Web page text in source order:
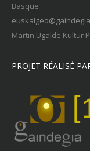
Basque
Martin Ugalde Kultur
PROJET RÉALISÉ